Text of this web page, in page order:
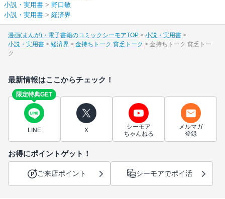
小説・実用書 > 野口敏
小説・実用書 > 経済界
漫画(まんが)・電子書籍のコミックシーモアTOP
小説・実用書
小説・実用書
経済界 金持ちトーク 貧乏トーク
金持ちトーク 貧乏トー
ク
最新情報はここからチェック！
限定特典GET
LINE X
シーモア
ちゃんねる
メルマガ
登録
お得にポイントゲット！
ご来店ポイント シーモアでポイ活